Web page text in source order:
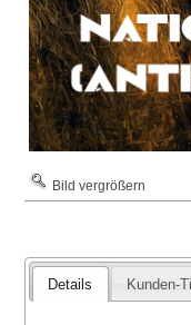
Bild vergrößern
Details Kunden-